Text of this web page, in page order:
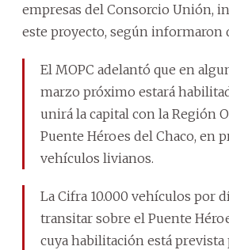
empresas del Consorcio Unión,
este proyecto, según informaron
El MOPC adelantó que en
marzo próximo estará
unirá la capital con la Región
Puente Héroes del Chaco, en
vehículos livianos.
La Cifra 10.000 vehículos por
transitar sobre el Puente
cuya habilitación está prevista